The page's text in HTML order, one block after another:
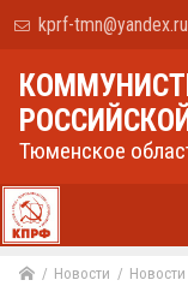
kprf-tmn@yandex.ru
Тюменское
Новости